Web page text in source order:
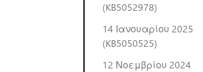
(KB5052978)
14 Ιανουαρίου 2025
(KB5050525)
12 Νοεμβρίου 2024